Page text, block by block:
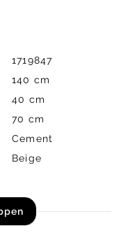
1719847
140 cm
40 cm
70 cm
Cement
Beige